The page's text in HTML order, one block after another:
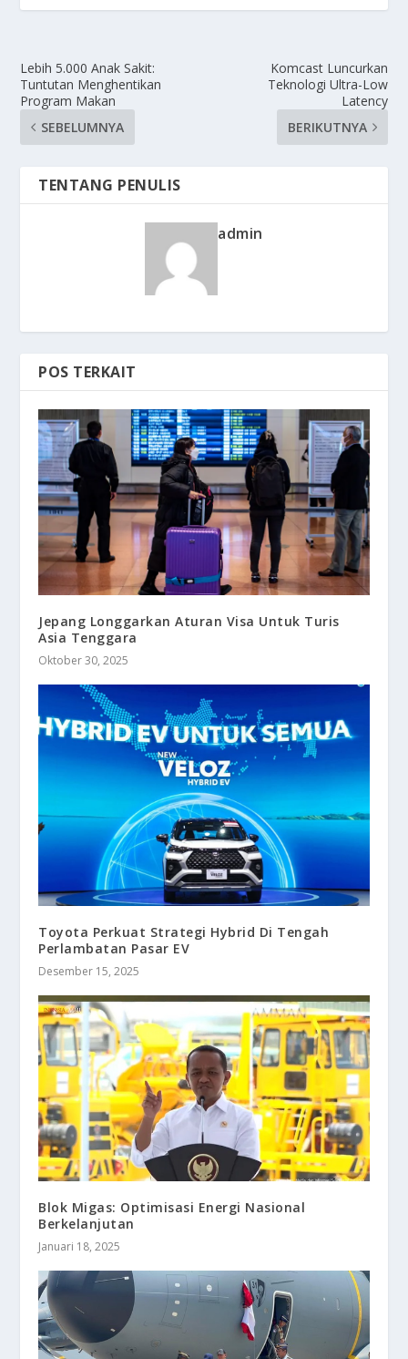
Lebih 5.000 Anak Sakit:
Tuntutan Menghentikan
Program Makan
SEBELUMNYA
Komcast Luncurkan
Teknologi Ultra-Low
Latency
BERIKUTNYA
TENTANG PENULIS
admin
POS TERKAIT
Jepang Longgarkan Aturan Visa Untuk Turis
Asia Tenggara
Oktober 30, 2025
Toyota Perkuat Strategi Hybrid Di Tengah
Perlambatan Pasar EV
Desember 15, 2025
Blok Migas: Optimisasi Energi Nasional
Berkelanjutan
Januari 18, 2025